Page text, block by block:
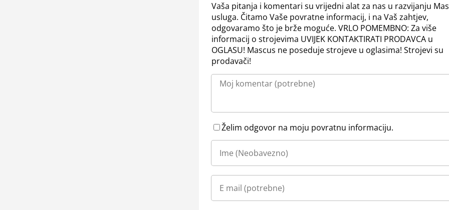
Vaša pitanja i komentari su vrijedni alat za nas u razvijanju
usluga. Čitamo Vaše povratne informacij, i na Vaš zahtjev,
odgovaramo što je brže moguće. VRLO POMEMBNO: Za više
informacij o strojevima UVIJEK KONTAKTIRATI PRODAVCA u
OGLASU! Mascus ne poseduje strojeve u oglasima! Strojevi su
prodavači!
Želim odgovor na moju povratnu informaciju.